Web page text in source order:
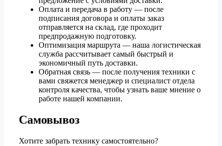
Оплата и передача в работу — после
подписания договора и оплаты заказ
отправляется на склад, где проходит
предпродажную подготовку.
Оптимизация маршрута — наша логистическая
служба рассчитывает самый быстрый и
экономичный путь доставки.
Обратная связь — после получения техники с
вами свяжется менеджер и специалист отдела
контроля качества, чтобы узнать ваше мнение о
работе нашей компании.
Самовывоз
Хотите забрать технику самостоятельно?